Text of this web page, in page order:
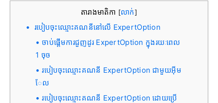
តារាងមាតិកា [លាក់]
របៀបចុះឈ្មោះគណនីនៅលើ ExpertOption
ចាប់ផ្តើមការជួញដូរ ExpertOption ក្នុងរយៈពេល
1 ចុច
របៀបចុះឈ្មោះគណនី ExpertOption ជាមួយអ៊ីម
ែល
របៀបចុះឈ្មោះគណនី ExpertOption ដោយប្រើ